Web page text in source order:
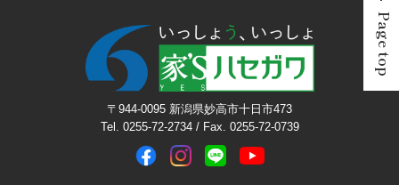
Page top
〒944-0095 新潟県妙高市十日市473
Tel. 0255-72-2734 / Fax. 0255-72-0739